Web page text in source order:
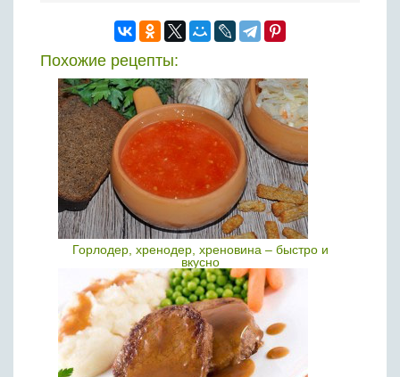
Похожие рецепты:
Горлодер, хренодер, хреновина – быстро и
вкусно